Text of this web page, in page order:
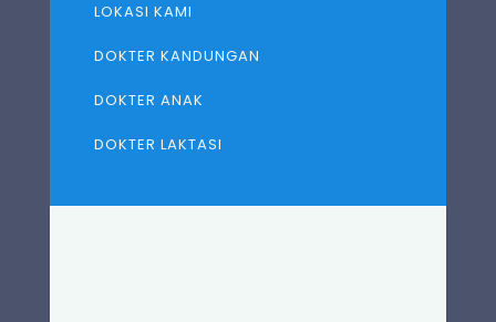
LOKASI KAMI
DOKTER KANDUNGAN
DOKTER ANAK
DOKTER LAKTASI